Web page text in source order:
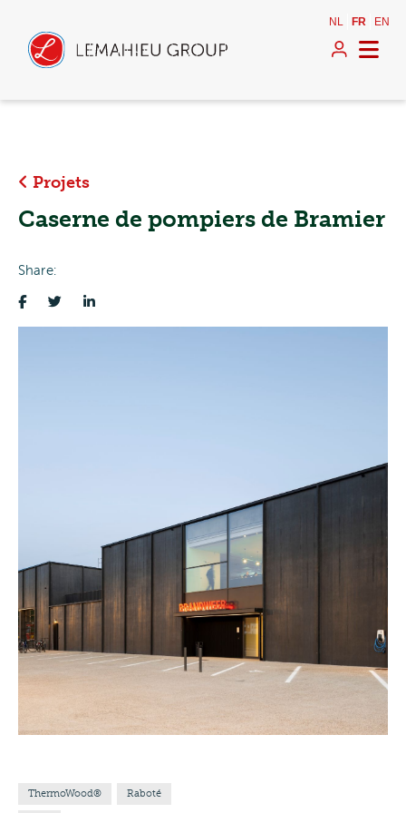
NL FR EN
Projets
Caserne de pompiers de Bramier
Share:
ThermoWood® Raboté